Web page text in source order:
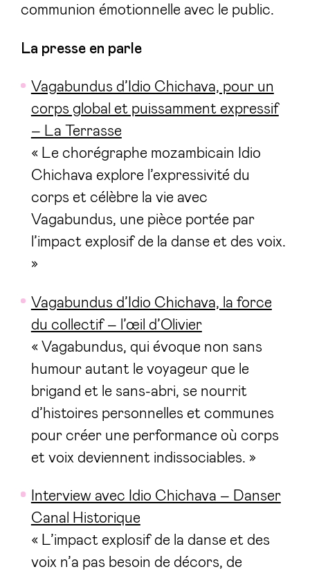
communion émotionnelle avec le public.
La presse en parle
Vagabundus d’Idio Chichava, pour un
corps global et puissamment expressif
– La Terrasse
« Le chorégraphe mozambicain Idio
Chichava explore l’expressivité du
corps et célèbre la vie avec
Vagabundus, une pièce portée par
l’impact explosif de la danse et des voix.
»
Vagabundus d’Idio Chichava, la force
du collectif – l’œil d’Olivier
« Vagabundus, qui évoque non sans
humour autant le voyageur que le
brigand et le sans-abri, se nourrit
d’histoires personnelles et communes
pour créer une performance où corps
et voix deviennent indissociables. »
Interview avec Idio Chichava – Danser
Canal Historique
« L’impact explosif de la danse et des
voix n’a pas besoin de décors, de